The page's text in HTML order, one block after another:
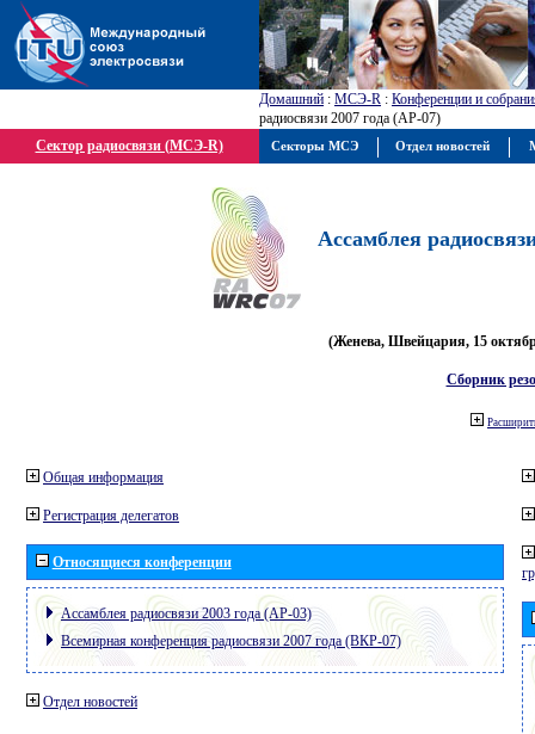
Домашний : МСЭ-R : Конференции и
радиосвязи 2007 года (АР-07)
Сектор радиосвязи (МСЭ-R)
Ассамблея
(Женева, Швейцария, 15
Сборник
Общая информация
Регистрация делегатов
Относящиеся конференции
Ассамблея радиосвязи 2003 года (АР-03)
Всемирная конференция радиосвязи 2007 года (ВКР-07)
Отдел новостей
Секторы МСЭ Отдел новостей